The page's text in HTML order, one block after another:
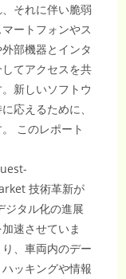
それに伴い脆弱
ートフォンやス
部機器とインタ
てアクセスを共
新しいソフトウ
応えるために、
このレポート
技術革新が
ジタル化の進展
速させていま
、車両内のデー
ッキングや情報